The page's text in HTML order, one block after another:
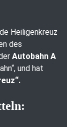
Heiligenkreuz
des
Autobahn A
und hat